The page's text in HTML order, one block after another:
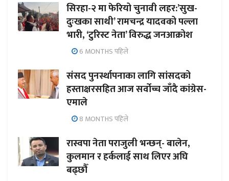
सिरहा-२ मा फेरियो चुनावी लहर:’सुख-
दुःखका साथी’ रामचन्द्र यादवको पल्ला
भारी, ‘टुरिस्ट नेता’ विरुद्ध जनआक्रोश
6 MONTHS पहिले
संसद पुनर्स्थापनाका लागि सांसदको
हस्ताक्षरसहित आज सर्वोच्च जाँदै कांग्रेस-
एमाले
8 MONTHS पहिले
रास्वपा नेता पराजुली भन्छन्- बालेन,
कुलमान र हर्कलाई साथ लिएर अघि
बढ्छौँ